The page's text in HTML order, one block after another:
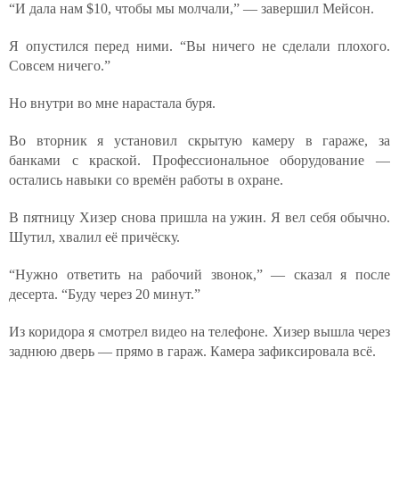
“И дала нам $10, чтобы мы молчали,” — завершил Мейсон.
Я опустился перед ними. “Вы ничего не сделали плохого.
Совсем ничего.”
Но внутри во мне нарастала буря.
Во вторник я установил скрытую камеру в гараже, за
банками с краской. Профессиональное оборудование —
остались навыки со времён работы в охране.
В пятницу Хизер снова пришла на ужин. Я вел себя обычно.
Шутил, хвалил её причёску.
“Нужно ответить на рабочий звонок,” — сказал я после
десерта. “Буду через 20 минут.”
Из коридора я смотрел видео на телефоне. Хизер вышла через
заднюю дверь — прямо в гараж. Камера зафиксировала всё.